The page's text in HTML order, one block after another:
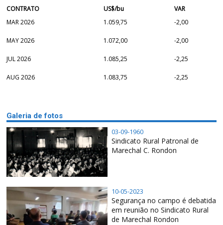
CONTRATO
US$/bu
VAR
MAR 2026
1.059,75 -2,00
MAY 2026 1.072,00 -2,00
JUL 2026 1.085,25 -2,25
AUG 2026 1.083,75 -2,25
Galeria de fotos
03-09-1960
Sindicato Rural Patronal de
Marechal C. Rondon
10-05-2023
Segurança no campo é debatida
em reunião no Sindicato Rural
de Marechal Rondon